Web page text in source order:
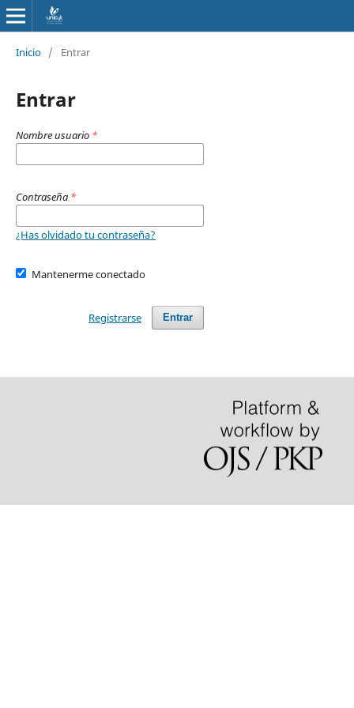
Inicio / Entrar
Entrar
Nombre usuario *
Contraseña *
¿Has olvidado tu contraseña?
Mantenerme conectado
Entrar
Registrarse